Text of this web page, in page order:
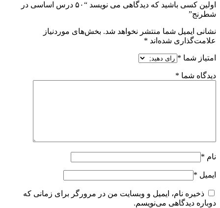
اولین کسی باشید که دیدگاهی می نویسد “۵۰ درس اساسی در
شطرنج”
نشانی ایمیل شما منتشر نخواهد شد. بخش‌های موردنیاز
علامت‌گذاری شده‌اند *
امتیاز شما *
دیدگاه شما *
نام *
ایمیل *
ذخیره نام، ایمیل و وبسایت من در مرورگر برای زمانی که
دوباره دیدگاهی می‌نویسم.